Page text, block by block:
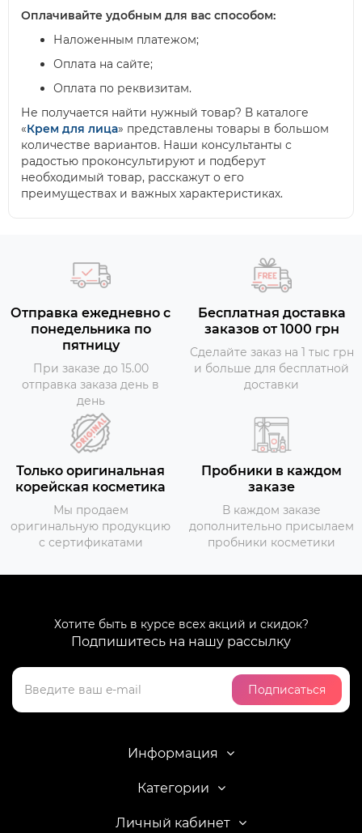
Оплачивайте удобным для вас способом:
Наложенным платежом;
Оплата на сайте;
Оплата по реквизитам.
Не получается найти нужный товар? В каталоге
«Крем для лица» представлены товары в большом
количестве вариантов. Наши консультанты с
радостью проконсультируют и подберут
необходимый товар, расскажут о его
преимуществах и важных характеристиках.
Отправка ежедневно с
понедельника по
пятницу
При заказе до 15.00
отправка заказа день в
день
Бесплатная доставка
заказов от 1000 грн
Сделайте заказ на 1 тыс грн
и больше для бесплатной
доставки
Только оригинальная
корейская косметика
Мы продаем
оригинальную продукцию
с сертификатами
Пробники в каждом
заказе
В каждом заказе
дополнительно присылаем
пробники косметики
Хотите быть в курсе всех акций и скидок?
Подпишитесь на нашу рассылку
Подписаться
Информация
Категории
Личный кабинет